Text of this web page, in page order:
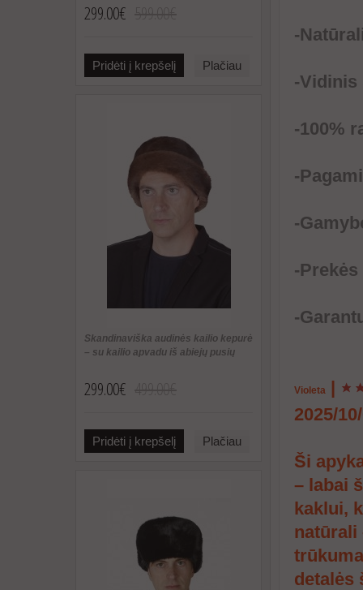
299.00€
Pridėti į krepšelį Plačiau
Skandinaviška audinės kailio kepurė
– su kailio apvadu iš abiejų pusių
299.00€
Pridėti į krepšelį Plačiau
-
-Vidinis
-100%
-
-
-
-
Violeta
|
2025/
Ši
– labai
kaklui,
natūrali
detalės